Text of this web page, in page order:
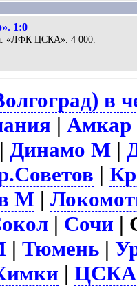
1:0
«ЛФК ЦСКА». 4 000.
в
|Амкар
|Динамо М |
|
М |
| Сочи |
|Тюмень |
|ЦСКА